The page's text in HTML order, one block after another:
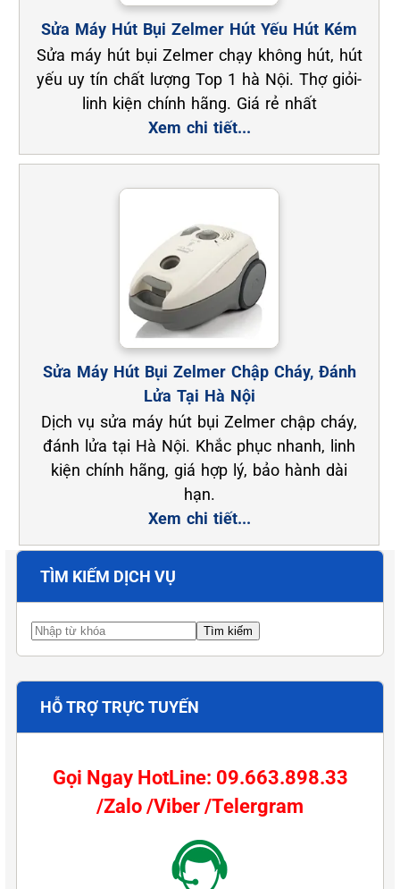
Sửa Máy Hút Bụi Zelmer Hút Yếu Hút Kém
Sửa máy hút bụi Zelmer chạy không hút, hút
yếu uy tín chất lượng Top 1 hà Nội. Thợ giỏi-
linh kiện chính hãng. Giá rẻ nhất
Xem chi tiết...
Sửa Máy Hút Bụi Zelmer Chập Cháy, Đánh
Lửa Tại Hà Nội
Dịch vụ sửa máy hút bụi Zelmer chập cháy,
đánh lửa tại Hà Nội. Khắc phục nhanh, linh
kiện chính hãng, giá hợp lý, bảo hành dài
hạn.
Xem chi tiết...
TÌM KIẾM DỊCH VỤ
HỖ TRỢ TRỰC TUYẾN
Gọi Ngay HotLine: 09.663.898.33
/Zalo /Viber /Telergram